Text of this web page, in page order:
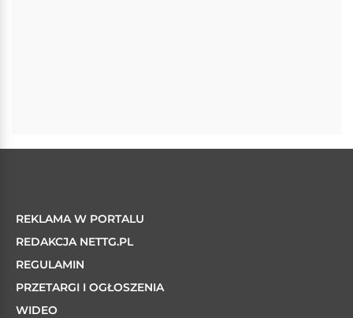
REKLAMA W PORTALU
REDAKCJA NETTG.PL
REGULAMIN
PRZETARGI I OGŁOSZENIA
WIDEO